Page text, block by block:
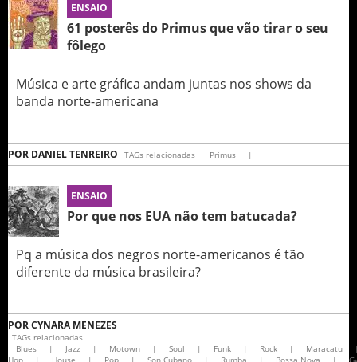
ENSAIO
61 posterês do Primus que vão tirar o seu
fôlego
Música e arte gráfica andam juntas nos shows da
banda norte-americana
POR DANIEL TENREIRO TAGs relacionadas Primus |
ENSAIO
Por que nos EUA não tem batucada?
Pq a música dos negros norte-americanos é tão
diferente da música brasileira?
PORCYNARA MENEZES
TAGs relacionadas
Blues
| Jazz | Motown | Soul | Funk | Rock | Maracatu
Hop
| House | Pop | Son Cubano | Rumba | Bossa Nova |